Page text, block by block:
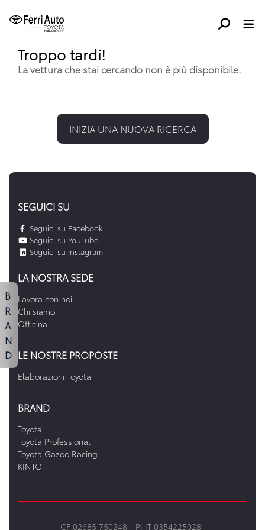
Troppo tardi!
La vettura che stai cercando non è più disponibile.
INIZIA UNA NUOVA RICERCA
SEGUICI SU
Seguici su Facebook
Seguici su YouTube
Seguici su Instagram
LA NOSTRA SEDE
Lavora con noi
Chi siamo
Officina
LE NOSTRE PROPOSTE
Elaborazioni Toyota
BRAND
Toyota
Toyota Professional
Toyota Gazoo Racing
KINTO
CF 02685 750248 - PI IT 03542250281
B
R
A
N
D